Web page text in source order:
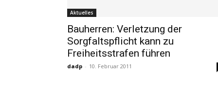
Aktuelles
Bauherren: Verletzung der
Sorgfaltspflicht kann zu
Freiheitsstrafen führen
dadp - 10. Februar 2011